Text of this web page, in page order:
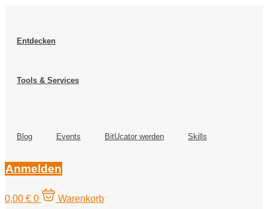
Entdecken
Tools & Services
Blog Events BitUcator werden Skills
Anmelden
0,00 € 0 Warenkorb